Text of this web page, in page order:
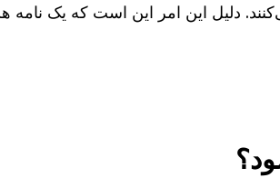
دلیل این امر این است که یک نامه